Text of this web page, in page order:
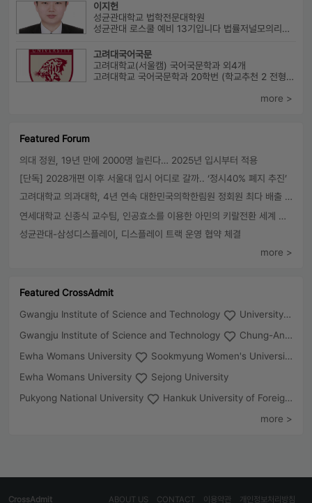
이지헌
성균관대학교 법학전문대학원
성균관대 로스쿨 예비 13기입니다 법률저널모의리트 전체3등으로 장학금 ...
고려대국어국문
고려대학교(서울캠) 국어국문학과 외4개
고려대학교 국어국문학과 20학번 (학교추천 2 전형, 최초합) 성균관대...
more >
Featured Forum
의대 정원, 19년 만에 2000명 늘린다… 2025년 입시부터 적용
[단독] 2028개편 이후 서울대 입시 어디로 갈까.. ‘정시40% 폐지 추진’
고려대학교 의과대학, 4년 연속 대한민국의학한림원 정회원 최다 배출 外
연세대학교 신종식 교수팀, 인공효소를 이용한 아민의 키랄전환 세계 최초로 성공
성균관대-삼성디스플레이, 디스플레이 트랙 운영 협약 체결
more >
Featured CrossAdmit
Gwangju Institute of Science and Technology
University of Seoul
Gwangju Institute of Science and Technology
Chung-Ang University
Ewha Womans University
Sookmyung Women's University
Ewha Womans University
Sejong University
Pukyong National University
Hankuk University of Foreign Studies(Global Campus
more >
CrossAdmit 개인정보처리방침
이용약관
CONTACT
ABOUT US